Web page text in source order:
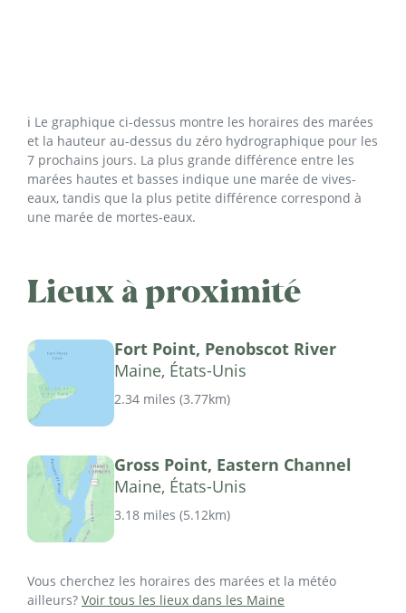
ℹ️ Le graphique ci-dessus montre les horaires des marées
et la hauteur au-dessus du zéro hydrographique pour les
7 prochains jours. La plus grande différence entre les
marées hautes et basses indique une marée de vives-
eaux, tandis que la plus petite différence correspond à
une marée de mortes-eaux.
Lieux à proximité
Fort Point, Penobscot River
Maine, États-Unis
2.34 miles (3.77km)
Gross Point, Eastern Channel
Maine, États-Unis
3.18 miles (5.12km)
Vous cherchez les horaires des marées et la météo
ailleurs? Voir tous les lieux dans les Maine